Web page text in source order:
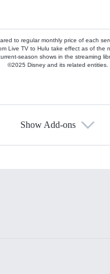
to regular monthly price of each
Live TV to Hulu take effect as of the
season shows in the streaming
©2025 Disney and its related entities.
Show Add-ons